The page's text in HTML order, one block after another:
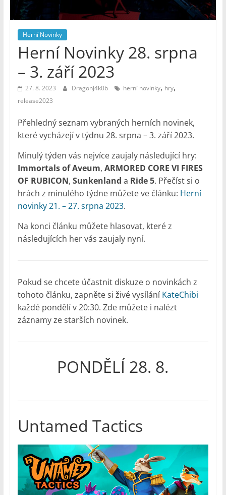
Geek
Noviny
Herní Novinky
Herní Novinky 28. srpna
– 3. září 2023
27. 8. 2023 DragonJ4k0b herní novinky, hry,
release2023
Přehledný seznam vybraných herních novinek,
které vycházejí v týdnu 28. srpna – 3. září 2023.
Minulý týden vás nejvíce zaujaly následující hry:
Immortals of Aveum, ARMORED CORE VI FIRES
OF RUBICON, Sunkenland a Ride 5. Přečíst si o
hrách z minulého týdne můžete ve článku: Herní
novinky 21. – 27. srpna 2023.
Na konci článku můžete hlasovat, které z
následujících her vás zaujaly nyní.
Pokud se chcete účastnit diskuze o novinkách z
tohoto článku, zapněte si živé vysílání KateChibi
každé pondělí v 20:30. Zde můžete i nalézt
záznamy ze starších novinek.
PONDĚLÍ 28. 8.
Untamed Tactics